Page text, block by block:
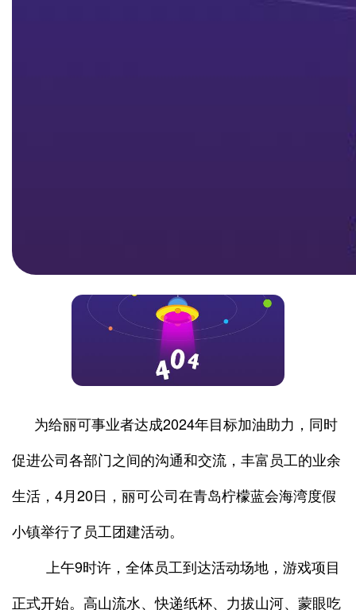
为给丽可事业者达成2024年目标加油助力，同时
促进公司各部门之间的沟通和交流，丰富员工的业余
生活，4月20日，丽可公司在青岛柠檬蓝会海湾度假
小镇举行了员工团建活动。
上午9时许，全体员工到达活动场地，游戏项目
正式开始。高山流水、快递纸杯、力拔山河、蒙眼吃